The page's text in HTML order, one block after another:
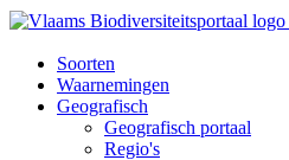
Soorten
Waarnemingen
Geografisch
Geografisch portaal
Regio's